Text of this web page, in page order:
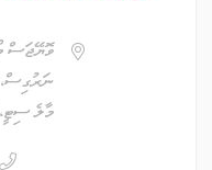
ވޮޔޭޖަސް
މާލެ